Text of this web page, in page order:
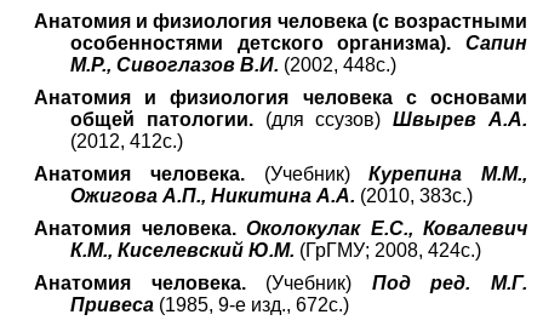
Анатомия и физиология человека (с возрастными
особенностями детского организма). Сапин
М.Р., Сивоглазов В.И. (2002, 448с.)
Анатомия и физиология человека с основами
общей патологии.(для ссузов)Швырев А.А.
(2012, 412с.)
Анатомия человека. (Учебник)Курепина М.М.,
Ожигова А.П., Никитина А.А. (2010, 383с.)
Анатомия человека. Околокулак Е.С., Ковалевич
К.М., Киселевский Ю.М. (ГрГМУ; 2008, 424с.)
Анатомия человека. (Учебник) Под ред. М.Г.
Привеса (1985, 9-е изд., 672с.)